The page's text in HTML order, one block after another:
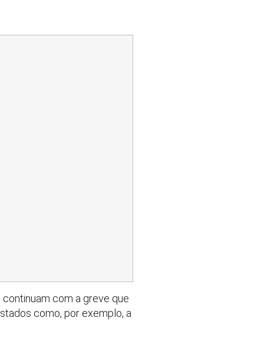
com a greve que
como, por exemplo, a